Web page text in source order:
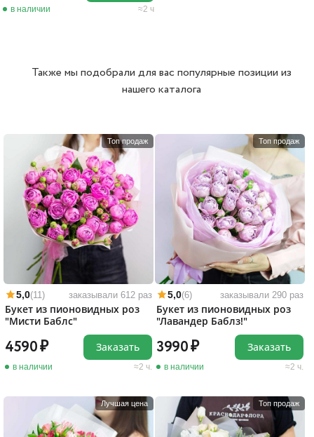
в наличии 2 ч
Также мы подобрали для вас популярные позиции из
нашего каталога
Топ продаж
5,0(11) заказывали 612 раз
Букет из пионовидных роз
"Мисти Баблс"
4590
в наличии 2 ч.
Заказать
Топ продаж
5,0(6) заказывали 290 раз
Букет из пионовидных роз
"Лавандер Баблз!"
3990
в наличии 2 ч.
Заказать
Лучшая цена Топ продаж